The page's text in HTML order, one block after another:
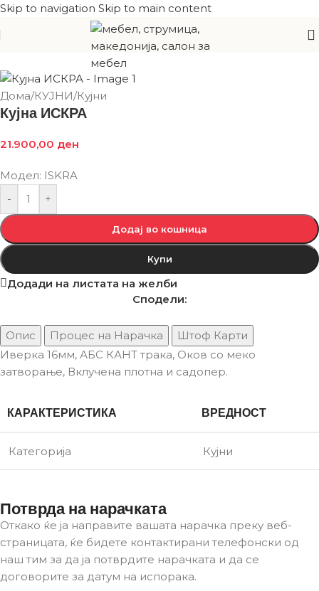
Skip to navigation Skip to main content
Дома/КУЈНИ/Кујни
Кујна ИСКРА
21.900,00 ден
Модел: ISKRA
-
+
Додај во кошница
Купи
Додади на листата на желби
Сподели:
Опис Процес на Нарачка
Штоф Карти
Иверка 16мм, АБС КАНТ трака, Оков со меко
затворање, Вклучена плотна и садопер.
КАРАКТЕРИСТИКА ВРЕДНОСТ
Категорија Кујни
Потврда на нарачката
Откако ќе ја направите вашата нарачка преку веб-
страницата, ќе бидете контактирани телефонски од
наш тим за да ја потврдите нарачката и да се
договорите за датум на испорака.